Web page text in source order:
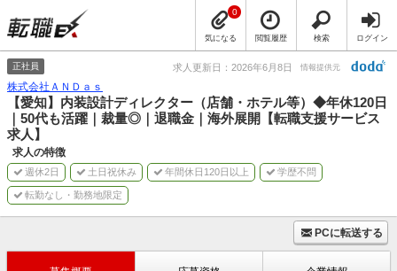
気になる
0
閲覧履歴 検索 ログイン
正社員 求人更新日：2026年6月8日 情報提供元
株式会社ＡＮＤａｓ
【愛知】内装設計ディレクター（店舗・ホテル等）◆年休120日
｜50代も活躍｜裁量◎｜退職金｜海外展開【転職支援サービス
求人】
求人の特徴
週休2日 土日祝休み 年間休日120日以上 学歴不問
転勤なし・勤務地限定
PCに転送する